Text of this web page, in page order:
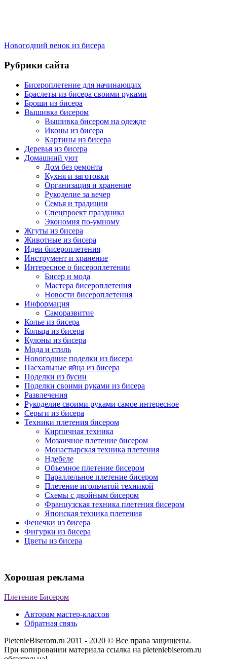
Новогодний венок из бисера
Рубрики сайта
Бисероплетение для начинающих
Браслеты из бисера своими руками
Броши из бисера
Вышивка бисером
Вышивка бисером на одежде
Иконы из бисера
Картины из бисера
Деревья из бисера
Домашний уют
Дом без ремонта
Кухня и заготовки
Организация и хранение
Рукоделие за вечер
Семья и традиции
Спецпроект праздника
Экономия по-умному
Жгуты из бисера
Животные из бисера
Идеи бисероплетения
Инструмент и хранение
Интересное о бисероплетении
Бисер и мода
Мастера бисероплетения
Новости бисероплетения
Информация
Саморазвитие
Колье из бисера
Кольца из бисера
Кулоны из бисера
Мода и стиль
Новогодние поделки из бисера
Пасхальные яйца из бисера
Поделки из бусин
Поделки своими руками из бисера
Развлечения
Рукоделие своими руками самое интересное
Серьги из бисера
Техники плетения бисером
Кирпичная техника
Мозаичное плетение бисером
Монастырская техника плетения
Ндебеле
Объемное плетение бисером
Параллельное плетение бисером
Плетение игольчатой техникой
Схемы с двойным бисером
Французская техника плетения бисером
Японская техника плетения
Фенечки из бисера
Фигурки из бисера
Цветы из бисера
Хорошая реклама
Плетение Бисером
Авторам мастер-классов
Обратная связь
PletenieBiserom.ru 2011 - 2020 © Все права защищены.
При копировании материала ссылка на pleteniebiserom.ru